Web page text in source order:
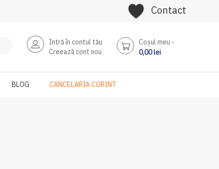
Contact
Intră în contul tău
Creează cont nou
Coşul meu
0,00 lei
BLOG CANCELARIA CORINT